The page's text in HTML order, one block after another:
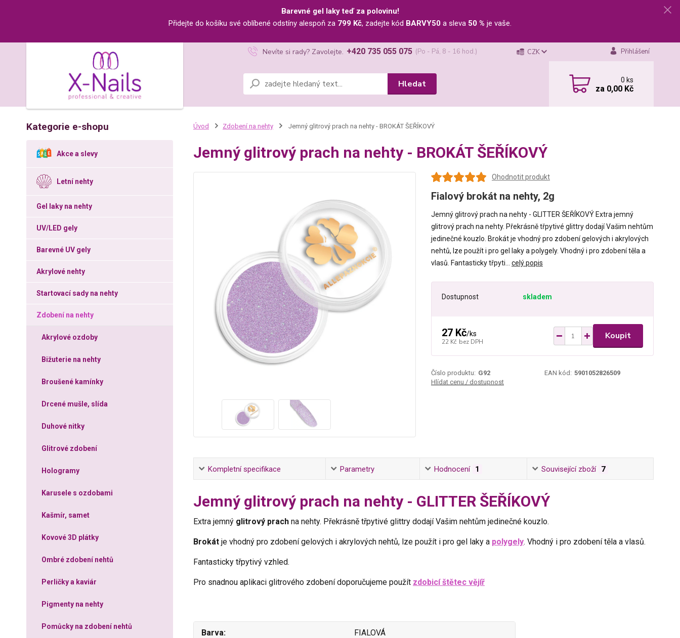
Barevné gel laky teď za polovinu!
Přidejte do košíku své oblíbené odstíny alespoň za 799 Kč, zadejte kód BARVY50 a sleva 50 % je vaše.
CZK Přihlášení
Hledat
Nevíte si rady? Zavolejte. +420 735 055 075 (Po - Pá, 8 - 16 hod.)
0ks
za 0,00 Kč
Kategorie e-shopu
Akce a slevy
Letní nehty
Gel laky na nehty
UV/LED gely
Barevné UV gely
Akrylové nehty
Startovací sady na nehty
Zdobení na nehty
Akrylové ozdoby
Bižuterie na nehty
Broušené kamínky
Drcené mušle, slída
Duhové nitky
Glitrové zdobení
Hologramy
Karusele s ozdobami
Kašmír, samet
Kovové 3D plátky
Ombré zdobení nehtů
Perličky a kaviár
Pigmenty na nehty
Pomůcky na zdobení nehtů
Úvod Zdobení na nehty Jemný glitrový prach na nehty - BROKÁT ŠEŘÍKOVÝ
Jemný glitrový prach na nehty - BROKÁT ŠEŘÍKOVÝ
Ohodnotit produkt
Fialový brokát na nehty, 2g
Jemný glitrový prach na nehty - GLITTER ŠEŘÍKOVÝ Extra jemný
glitrový prach na nehty. Překrásně třpytivé glittry dodají Vašim nehtům
jedinečné kouzlo. Brokát je vhodný pro zdobení gelových i akrylových
nehtů, lze použít i pro gel laky a polygely. Vhodný i pro zdobení těla a
vlasů. Fantasticky třpyti... celý popis
Dostupnost skladem
27 Kč/ks
22 Kč bez DPH
Koupit
Číslo produktu: G92 EAN kód: 5901052826509
Hlídat cenu / dostupnost
Kompletní specifikace Parametry Hodnocení 1 Související zboží 7
Jemný glitrový prach na nehty - GLITTER ŠEŘÍKOVÝ
Extra jemný glitrový prachna nehty. Překrásně třpytivé glittry dodají Vašim nehtům jedinečné kouzlo.
Brokátje vhodný pro zdobení gelových i akrylových nehtů, lze použít i pro gel laky a polygely. Vhodný i pro zdobení těla a vlasů.
Fantasticky třpytivý vzhled.
Pro snadnou aplikaci glitrového zdobení doporučujeme použít zdobicí štětec vějíř
Barva FIALOVÁ